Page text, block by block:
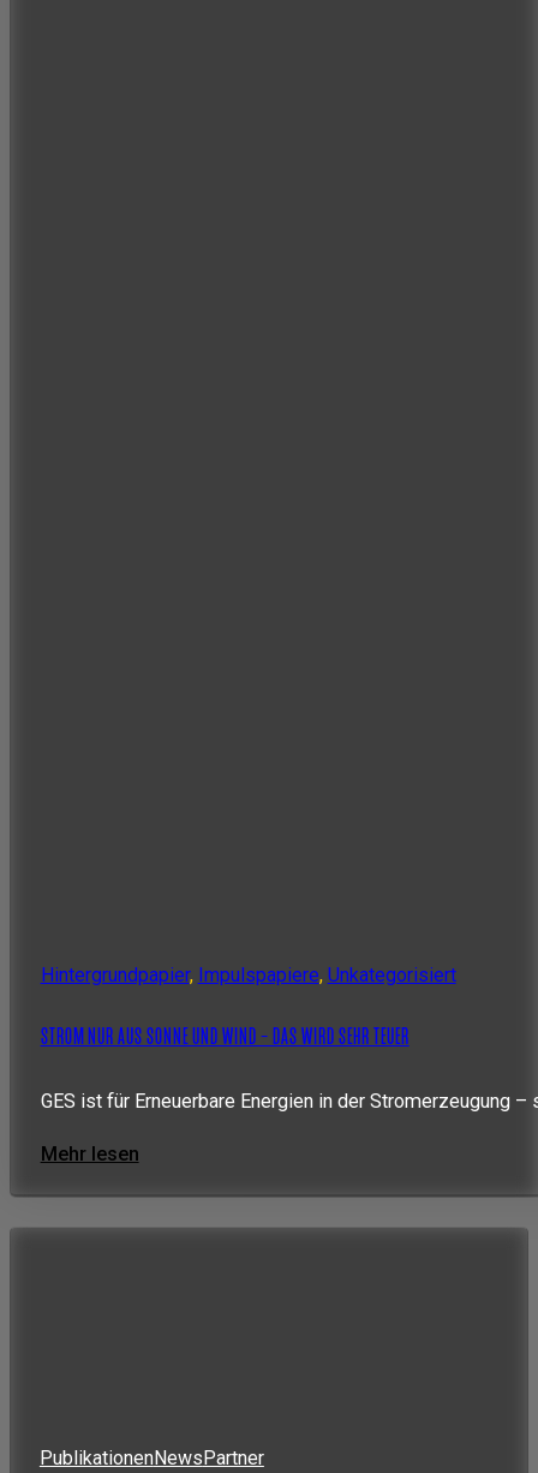
Hintergrundpapier, Impulspapiere, Unkategorisiert
STROM NUR AUS SONNE UND WIND – DAS WIRD SEHR TEUER
GES ist für Erneuerbare Energien in der Stromerzeugung
Mehr lesen
PublikationenNewsPartner